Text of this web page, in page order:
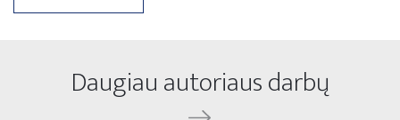
Daugiau autoriaus darbų